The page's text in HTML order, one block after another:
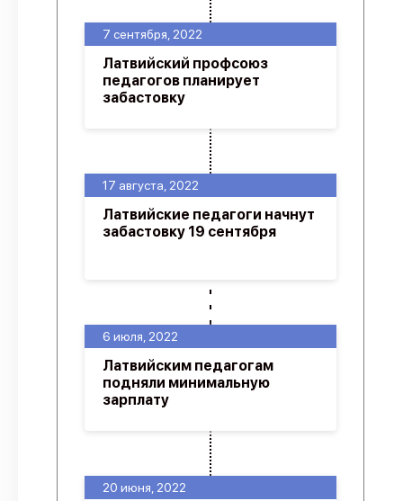
20 июня, 2022
6 июля, 2022
Латвийским педагогам
подняли минимальную
зарплату
17 августа, 2022
Латвийские педагоги начнут
забастовку 19 сентября
7 сентября, 2022
Латвийский профсоюз
педагогов планирует
забастовку